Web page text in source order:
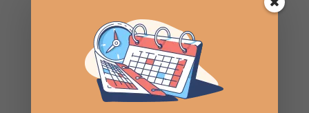
Recevez l'agenda par